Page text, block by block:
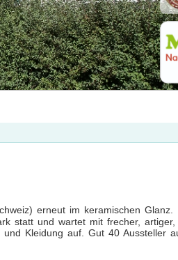
erneut im keramischen Glanz.
statt und wartet mit frecher, artiger,
Kleidung auf. Gut 40 Aussteller